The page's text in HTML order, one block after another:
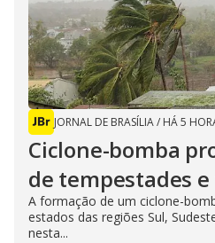
JORNAL DE BRASÍLIA/ HÁ 5
Ciclone-bomba
de tempestades
A formação de um ciclone-
estados das regiões Sul,
nesta...